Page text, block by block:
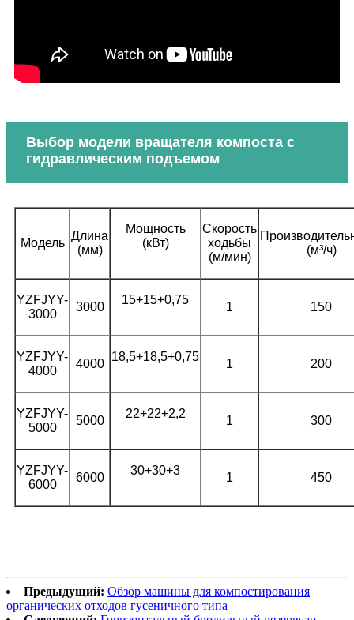
Выбор модели вращателя компоста с
гидравлическим подъемом
Модель
Длина
(мм)
Мощность
(кВт)
Скорость
ходьбы
(м/мин)
(м³/ч)
YZFJYY-
3000
3000
15+15+0,75
1 150
YZFJYY-
4000
4000
18,5+18,5+0,75
1 200
YZFJYY-
5000
5000
22+22+2,2
1 300
YZFJYY-
6000
6000
30+30+3
1 450
Предыдущий: Обзор машины для компостирования
органических отходов гусеничного типа